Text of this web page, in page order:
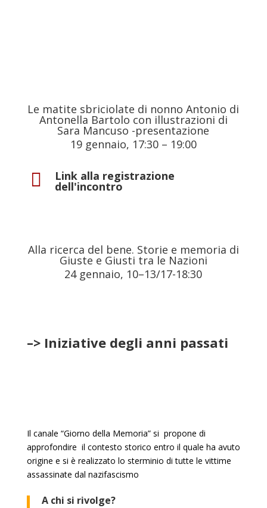
Le matite sbriciolate di nonno Antonio di
Antonella Bartolo con illustrazioni di
Sara Mancuso -presentazione
19 gennaio, 17:30– 19:00
 Link alla registrazione
dell'incontro
Alla ricerca del bene. Storie e memoria di
Giuste e Giusti tra le Nazioni
24 gennaio, 10–13/17-18:30
–> Iniziative degli anni passati
Il canale “Giorno della Memoria” si propone di
approfondire il contesto storico entro il quale ha avuto
origine e si è realizzato lo sterminio di tutte le vittime
assassinate dal nazifascismo
A chi si rivolge?